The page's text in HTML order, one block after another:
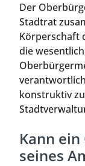
Der
Stadtrat
Körperschaft
die
konstruktiv
Kann
seines